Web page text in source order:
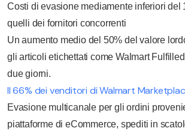
Costi di evasione mediamente inferiori del
quelli dei fornitori concorrenti
Un aumento medio del 50% del valore
gli articoli etichettati come Walmart
due giorni.
Il 66% dei venditori di Walmart
Evasione multicanale per gli ordini
piattaforme di eCommerce, spediti in